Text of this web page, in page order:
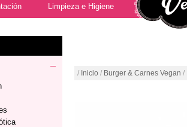
Limpieza e Higiene
/ Inicio / Burger & Carnes Vegan /